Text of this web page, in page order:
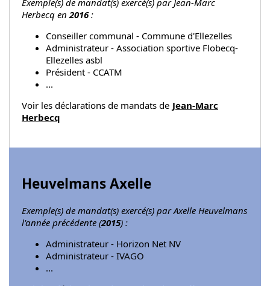
Exemple(s) de mandat(s) exercé(s) par Jean-Marc
Herbecq en2016:
Conseiller communal - Commune d'Ellezelles
Administrateur - Association sportive Flobecq-
Ellezelles asbl
Président - CCATM
...
Voir les déclarations de mandats de Jean-Marc
Herbecq
Heuvelmans Axelle
Exemple(s) de mandat(s) exercé(s) par Axelle Heuvelmans
l'année précédente (2015) :
Administrateur - Horizon Net NV
Administrateur - IVAGO
...